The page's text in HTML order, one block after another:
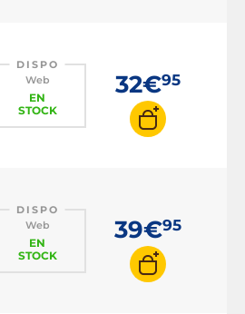
DISPO
Web
EN
STOCK
32€95
DISPO
Web
EN
STOCK
39€95